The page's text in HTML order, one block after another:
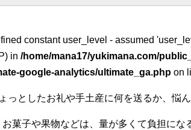
constant user_level - assumed
in /home/mana17/yukimana.com/
google-analytics/ultimate_ga.php on
っとしたお礼や手土産に何を送るか、悩
菓子や果物などは、量が多くて負担にな